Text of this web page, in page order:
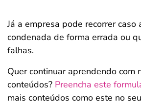
Já a empresa pode recorrer caso
condenada de forma errada ou
falhas.
Quer continuar aprendendo com
conteúdos? Preencha este
mais conteúdos como este no